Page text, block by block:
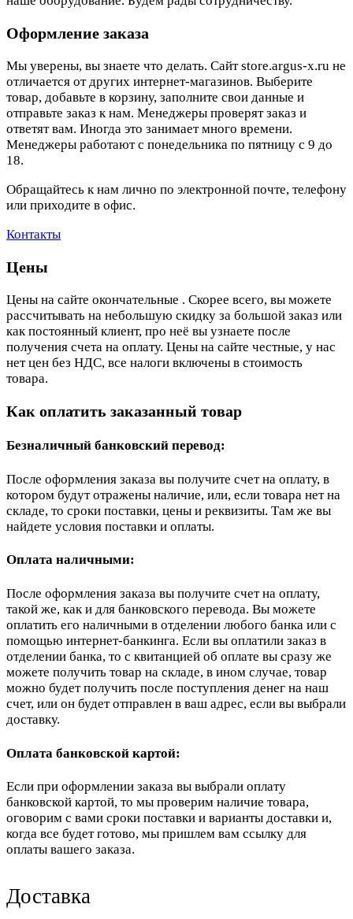
Оформление заказа
Мы уверены, вы знаете что делать. Сайт store.argus-x.ru не
отличается от других интернет-магазинов. Выберите
товар, добавьте в корзину, заполните свои данные и
отправьте заказ к нам. Менеджеры проверят заказ и
ответят вам. Иногда это занимает много времени.
Менеджеры работают с понедельника по пятницу с 9 до
18.
Обращайтесь к нам лично по электронной почте, телефону
или приходите в офис.
Контакты
Цены
Цены на сайте окончательные . Скорее всего, вы можете
рассчитывать на небольшую скидку за большой заказ или
как постоянный клиент, про неё вы узнаете после
получения счета на оплату. Цены на сайте честные, у нас
нет цен без НДС, все налоги включены в стоимость
товара.
Как оплатить заказанный товар
Безналичный банковский перевод:
После оформления заказа вы получите счет на оплату, в
котором будут отражены наличие, или, если товара нет на
складе, то сроки поставки, цены и реквизиты. Там же вы
найдете условия поставки и оплаты.
Оплата наличными:
После оформления заказа вы получите счет на оплату,
такой же, как и для банковского перевода. Вы можете
оплатить его наличными в отделении любого банка или с
помощью интернет-банкинга. Если вы оплатили заказ в
отделении банка, то с квитанцией об оплате вы сразу же
можете получить товар на складе, в ином случае, товар
можно будет получить после поступления денег на наш
счет, или он будет отправлен в ваш адрес, если вы выбрали
доставку.
Оплата банковской картой:
Если при оформлении заказа вы выбрали оплату
банковской картой, то мы проверим наличие товара,
оговорим с вами сроки поставки и варианты доставки и,
когда все будет готово, мы пришлем вам ссылку для
оплаты вашего заказа.
Доставка